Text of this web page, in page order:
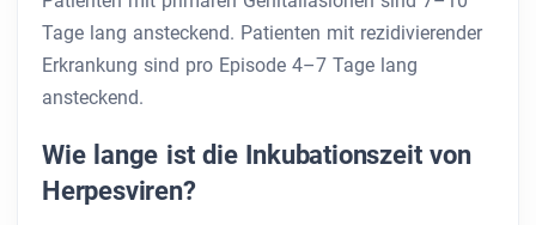
Tage lang ansteckend. Patienten mit rezidivierender
Erkrankung sind pro Episode 4–7 Tage lang
ansteckend.
Wie lange ist die Inkubationszeit von
Herpesviren?